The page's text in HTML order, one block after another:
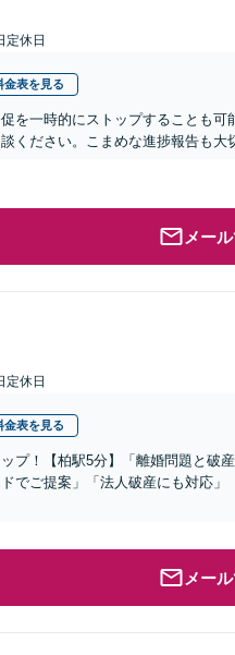
定休日
金表を見る
を一時的にストップすることも
ください。こまめな進捗報告も大
メー
定休日
金表を見る
プ！【柏駅5分】「離婚問題と破
でご提案」「法人破産にも対応
メー